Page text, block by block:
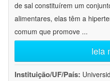
de sal constituírem um
alimentares, elas têm a
comum que promove ...
leia
Instituição/UF/País: